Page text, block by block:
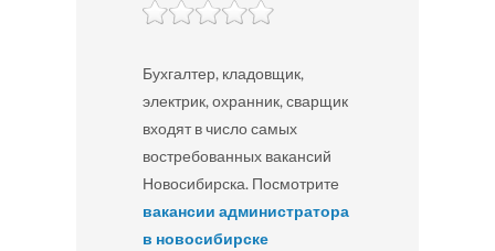
Бухгалтер, кладовщик,
электрик, охранник, сварщик
входят в число самых
востребованных вакансий
Новосибирска. Посмотрите
вакансии администратора
в новосибирске